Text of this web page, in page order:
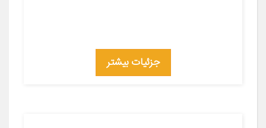
جزئیات بیشتر